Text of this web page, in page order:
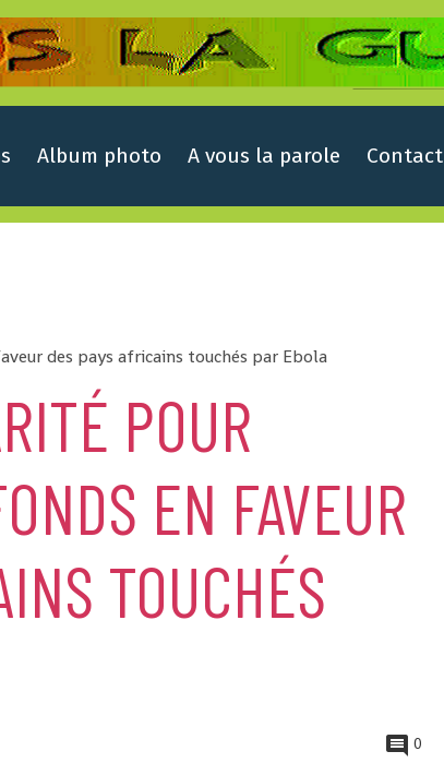
Album photo A vous la parole Contact
des pays africains touchés par Ebola
POUR
EN FAVEUR
TOUCHÉS
0